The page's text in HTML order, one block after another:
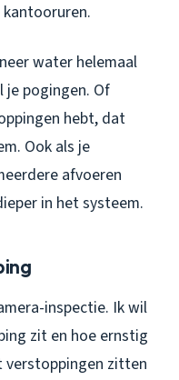
water helemaal
je pogingen. Of
hebt, dat
Ook als je
afvoeren
in het systeem.
inspectie. Ik wil
zit en hoe ernstig
verstoppingen zitten